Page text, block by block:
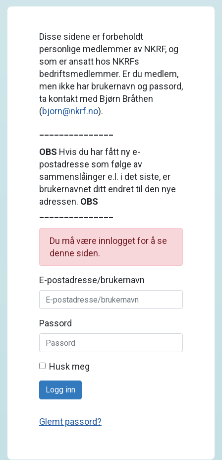
Disse sidene er forbeholdt
personlige medlemmer av NKRF, og
som er ansatt hos NKRFs
bedriftsmedlemmer. Er du medlem,
men ikke har brukernavn og passord,
ta kontakt med Bjørn Bråthen
(bjorn@nkrf.no).
OBS Hvis du har fått ny e-
postadresse som følge av
sammenslåinger e.l. i det siste, er
brukernavnet ditt endret til den nye
adressen. OBS
Du må være innlogget for å se
denne siden.
E-postadresse/brukernavn
Passord
Husk meg
Logg inn
Glemt passord?